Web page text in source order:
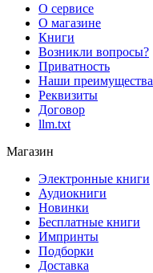
О сервисе
О магазине
Книги
Возникли вопросы?
Приватность
Наши преимущества
Реквизиты
Договор
llm.txt
Магазин
Электронные книги
Аудиокниги
Новинки
Бесплатные книги
Импринты
Подборки
Доставка